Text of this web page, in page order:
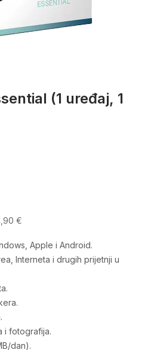
(1 uređaj, 1
€
Apple i Android.
Interneta i drugih prijetnji u
i fotografija.
dan).